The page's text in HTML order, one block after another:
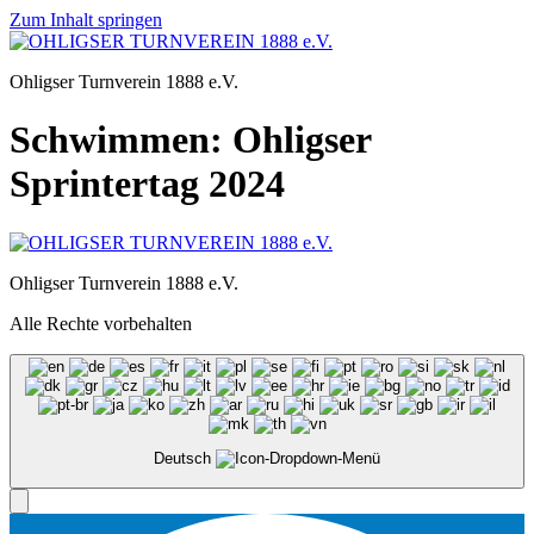
Zum Inhalt springen
Ohligser Turnverein 1888 e.V.
Schwimmen: Ohligser
Sprintertag 2024
Ohligser Turnverein 1888 e.V.
Alle Rechte vorbehalten
Deutsch